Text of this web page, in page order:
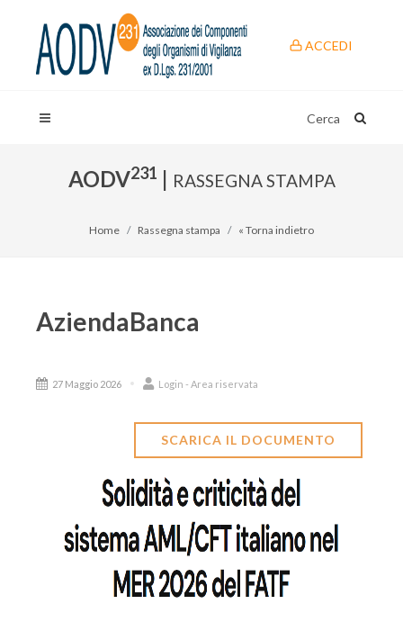
ACCEDI
Cerca
AODV231 | RASSEGNA STAMPA
Home Rassegna stampa « Torna indietro
AziendaBanca
27 Maggio 2026 Login - Area riservata
SCARICA IL DOCUMENTO